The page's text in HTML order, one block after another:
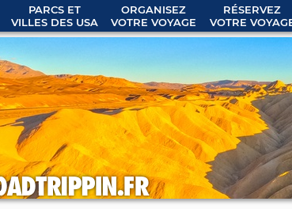
PARCS ET
VILLES DES USA
ORGANISEZ
VOTRE VOYAGE
RÉSERVEZ
VOTRE